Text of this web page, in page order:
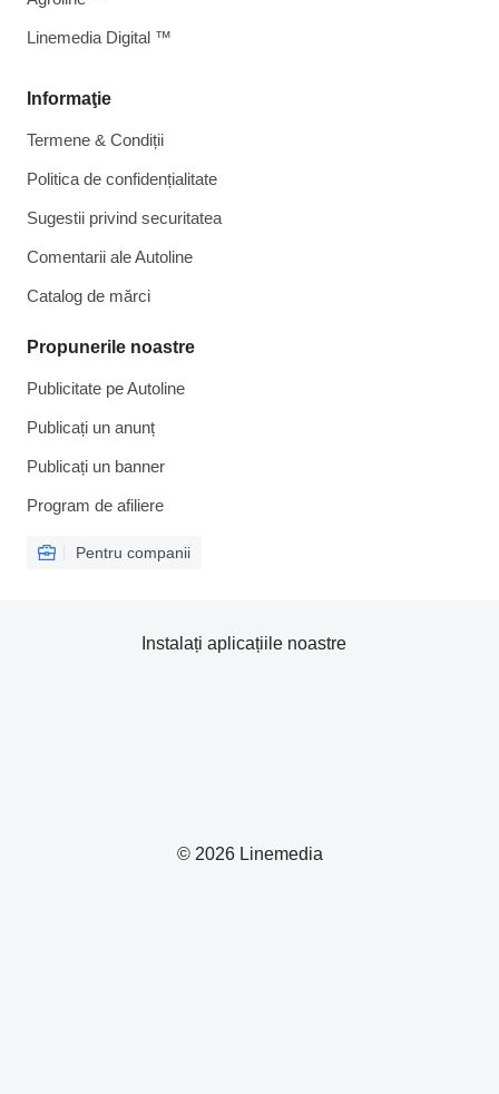
Informaţie
Termene & Condiții
Politica de confidențialitate
Sugestii privind securitatea
Comentarii ale Autoline
Catalog de mărcі
Propunerile noastre
Publicitate pe Autoline
Publicați un anunț
Publicați un banner
Program de afiliere
Pentru companii
Linemedia Digital ™
© 2026 Linemedia
Instalați aplicațiile noastre